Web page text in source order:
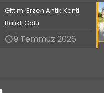
Gittim: Erzen Antik Kenti
Balıklı Gölü
9 Temmuz 2026